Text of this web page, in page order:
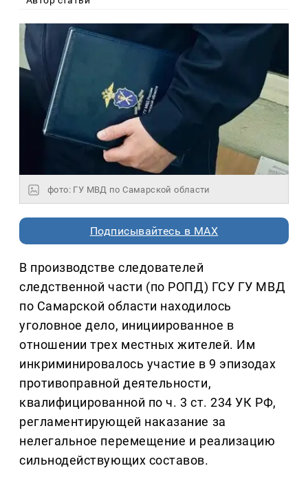
фото: ГУ МВД по Самарской области
Подписывайтесь в MAX
В производстве следователей
следственной части (по РОПД) ГСУ ГУ МВД
по Самарской области находилось
уголовное дело, инициированное в
отношении трех местных жителей. Им
инкриминировалось участие в 9 эпизодах
противоправной деятельности,
квалифицированной по ч. 3 ст. 234 УК РФ,
регламентирующей наказание за
нелегальное перемещение и реализацию
сильнодействующих составов.